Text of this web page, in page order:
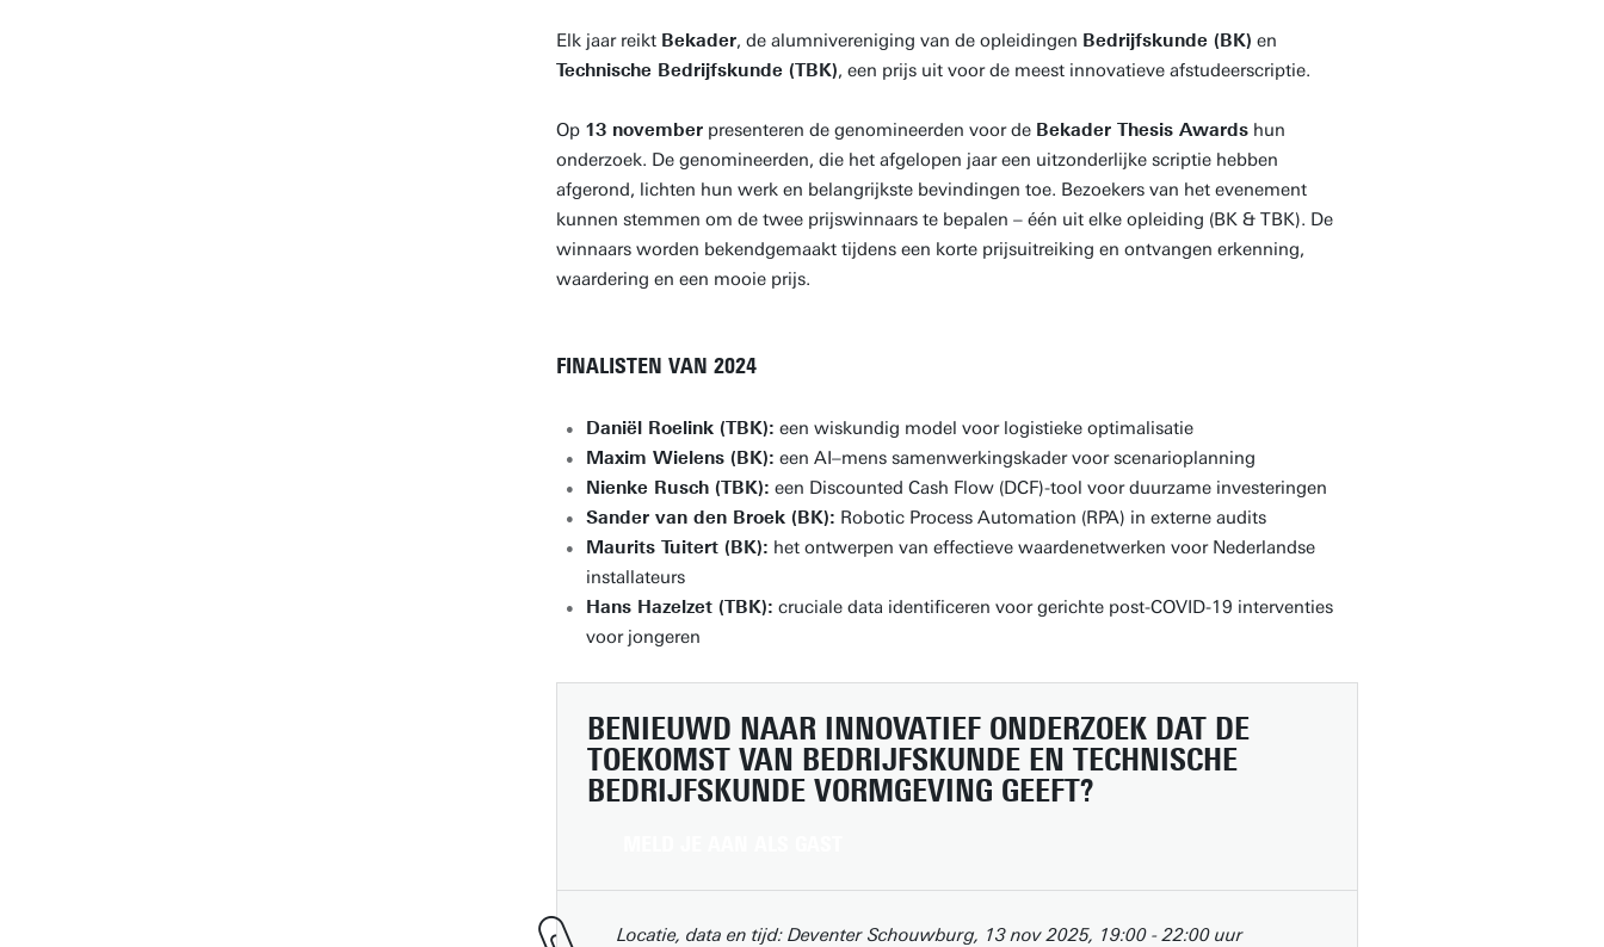
Elk jaar reikt Bekader, de alumnivereniging van de opleidingen Bedrijfskunde (BK) en
Technische Bedrijfskunde (TBK), een prijs uit voor de meest innovatieve afstudeerscriptie.
Op 13 novemberpresenteren de genomineerden voor de Bekader Thesis Awardshun
onderzoek. De genomineerden, die het afgelopen jaar een uitzonderlijke scriptie hebben
afgerond, lichten hun werk en belangrijkste bevindingen toe. Bezoekers van het evenement
kunnen stemmen om de twee prijswinnaars te bepalen – één uit elke opleiding (BK & TBK). De
winnaars worden bekendgemaakt tijdens een korte prijsuitreiking en ontvangen erkenning,
waardering en een mooie prijs.
FINALISTEN VAN 2024
Daniël Roelink (TBK): een wiskundig model voor logistieke optimalisatie
Maxim Wielens (BK): een AI–mens samenwerkingskader voor scenarioplanning
Nienke Rusch (TBK): een Discounted Cash Flow (DCF)-tool voor duurzame investeringen
Sander van den Broek (BK): Robotic Process Automation (RPA) in externe audits
Maurits Tuitert (BK): het ontwerpen van effectieve waardenetwerken voor Nederlandse
installateurs
Hans Hazelzet (TBK): cruciale data identificeren voor gerichte post-COVID-19 interventies
voor jongeren
BENIEUWD NAAR INNOVATIEF ONDERZOEK DAT DE
TOEKOMST VAN BEDRIJFSKUNDE EN TECHNISCHE
BEDRIJFSKUNDE VORMGEVING GEEFT?
Locatie, data en tijd: Deventer Schouwburg, 13 nov 2025, 19:00 - 22:00 uur